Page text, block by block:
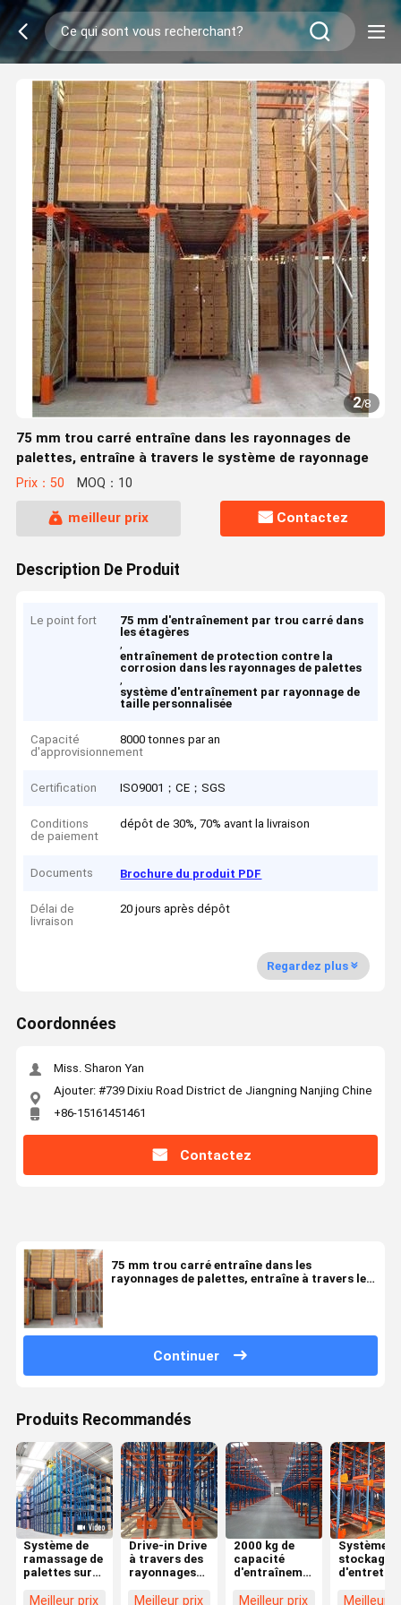
2/8
75 mm trou carré entraîne dans les rayonnages de
palettes, entraîne à travers le système de rayonnage
Prix：50 MOQ：10
meilleur prix Contactez
Description De Produit
Le point fort
75 mm d'entraînement par trou carré dans
les étagères
,
entraînement de protection contre la
corrosion dans les rayonnages de palettes
,
système d'entraînement par rayonnage de
taille personnalisée
Capacité
d'approvisionnement
8000 tonnes par an
Certification ISO9001；CE；SGS
Conditions
de paiement
dépôt de 30%, 70% avant la livraison
Documents Brochure du produit PDF
Délai de
livraison
20 jours après dépôt
Regardez plus
Coordonnées
Miss. Sharon Yan
Ajouter: #739 Dixiu Road District de Jiangning Nanjing Chine
+86-15161451461
Contactez
75 mm trou carré entraîne dans les
rayonnages de palettes, entraîne à travers le
Continuer
Produits Recommandés
Système de
ramassage de
palettes sur
système de
Meilleur prix
Drive-in Drive
à travers des
rayonnages
stockage de
Meilleur prix
2000 kg de
capacité
d'entraînement
rayonnages
Meilleur prix
Système
stockage
d'entretien
Drive-
Meilleur